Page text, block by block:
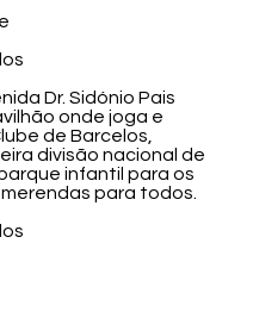
Dr. Sidónio Pais
onde joga e
de Barcelos,
divisão nacional de
infantil para os
para todos.